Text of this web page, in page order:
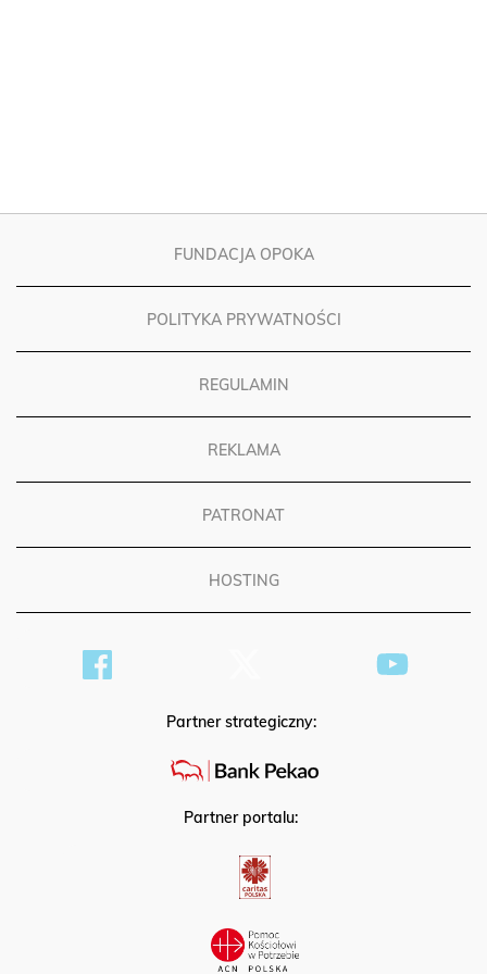
FUNDACJA OPOKA
POLITYKA PRYWATNOŚCI
REGULAMIN
REKLAMA
PATRONAT
HOSTING
Partner strategiczny:
Partner portalu: